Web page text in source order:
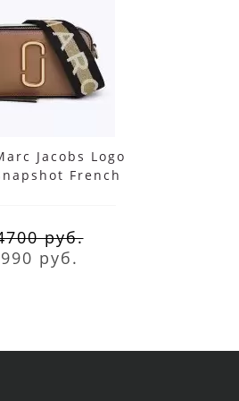
Jacobs Logo
French
руб.
руб.